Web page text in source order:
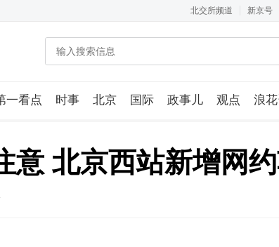
北交所频道 新京号
一看点 时事 北京 国际 政事儿 观点 浪
意 北京西站新增网